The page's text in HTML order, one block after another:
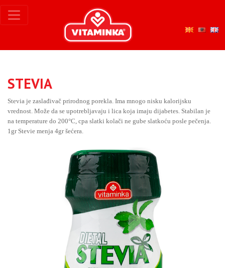
STEVIA
Stevia je zaslađivač prirodnog porekla. Ima mnogo nisku kalorijsku
vrednost. Može da se upotrebljavaju i lica koja imaju dijabetes. Stabilan je
na temperature do 200°C, сpa slatki kolači ne gube slatkoću posle pečenja.
1gr Stevie menja 4gr šećera.